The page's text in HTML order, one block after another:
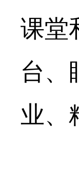
课堂
台、
业、